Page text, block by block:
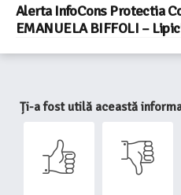
Alerta InfoCons Protectia
EMANUELA BIFFOLI –
Ți-a fost utilă această